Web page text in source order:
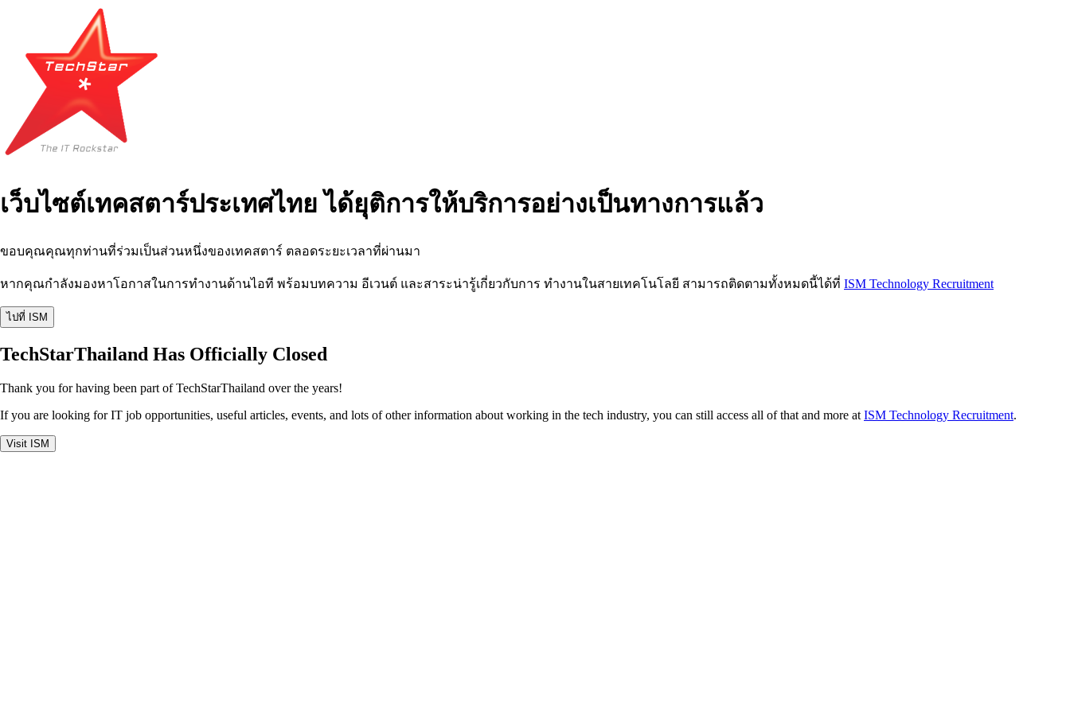
เว็บไซต์เทคสตาร์ประเทศไทย ได้ยุติการให้บริการอย่างเป็นทางการแล้ว
ขอบคุณคุณทุกท่านที่ร่วมเป็นส่วนหนึ่งของเทคสตาร์ ตลอดระยะเวลาที่ผ่านมา
หากคุณกำลังมองหาโอกาสในการทำงานด้านไอที พร้อมบทความ อีเวนต์ และสาระน่ารู้เกี่ยวกับการ ทำงานในสายเทคโนโลยี สามารถติดตามทั้งหมดนี้ได้ที่ ISM Technology Recruitment
ไปที่ ISM
TechStarThailand Has Officially Closed
Thank you for having been part of TechStarThailand over the years!
If you are looking for IT job opportunities, useful articles, events, and lots of other information about working in the tech industry, you can still access all of that and more at ISM Technology Recruitment.
Visit ISM